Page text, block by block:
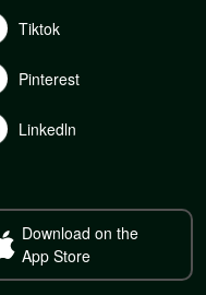
Tiktok
Pinterest
Linkedln
Download on the
App Store